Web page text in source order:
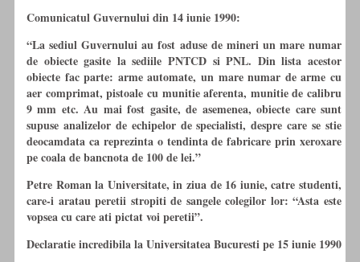
Comunicatul Guvernului din 14 iunie 1990:
“La sediul Guvernului au fost aduse de mineri un mare numar
de obiecte gasite la sediile PNTCD si PNL. Din lista acestor
obiecte fac parte: arme automate, un mare numar de arme cu
aer comprimat, pistoale cu munitie aferenta, munitie de calibru
9 mm etc. Au mai fost gasite, de asemenea, obiecte care sunt
supuse analizelor de echipelor de specialisti, despre care se stie
deocamdata ca reprezinta o tendinta de fabricare prin xeroxare
pe coala de bancnota de 100 de lei.”
Petre Roman la Universitate, in ziua de 16 iunie, catre studenti,
care-i aratau peretii stropiti de sangele colegilor lor: “Asta este
vopsea cu care ati pictat voi peretii”.
Declaratie incredibila la Universitatea Bucuresti pe 15 iunie 1990